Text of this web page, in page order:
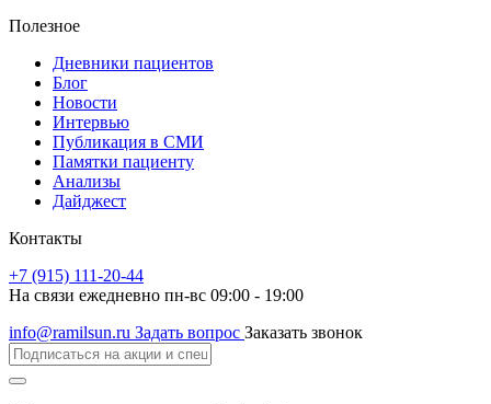
Полезное
Дневники пациентов
Блог
Новости
Интервью
Публикация в СМИ
Памятки пациенту
Анализы
Дайджест
Контакты
+7 (915) 111-20-44
На связи ежедневно пн-вс 09:00 - 19:00
info@ramilsun.ru Задать вопрос Заказать звонок